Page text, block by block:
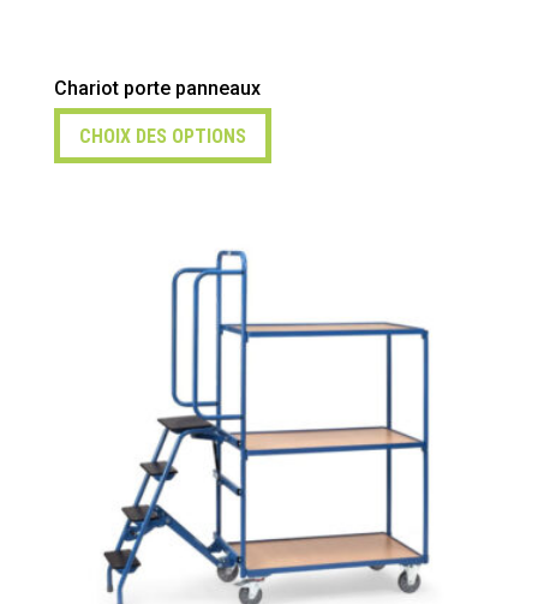
Chariot porte panneaux
CHOIX DES OPTIONS